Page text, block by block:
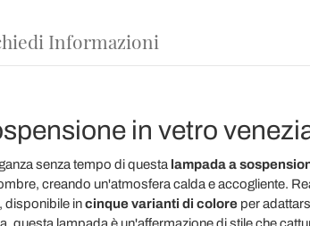
Informazioni
in vetro
senza tempo di questa lampada a
creando un'atmosfera calda e accogliente.
disponibile incinque varianti di coloreper